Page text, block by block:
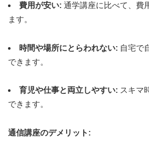
費用が安い: 通学講座に比べて、費
ます。
時間や場所にとらわれない: 自宅で
できます。
育児や仕事と両立しやすい: スキマ
できます。
通信講座のデメリット: